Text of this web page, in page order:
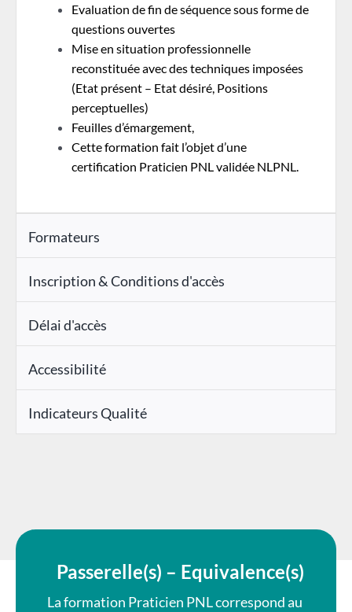
Evaluation de fin de séquence sous forme de
questions ouvertes
Mise en situation professionnelle
reconstituée avec des techniques imposées
(Etat présent – Etat désiré, Positions
perceptuelles)
Feuilles d’émargement,
Cette formation fait l’objet d’une
certification Praticien PNL validée NLPNL.
Formateurs
Inscription & Conditions d'accès
Délai d'accès
Accessibilité
Indicateurs Qualité
Passerelle(s) – Equivalence(s)
La formation Praticien PNL correspond au